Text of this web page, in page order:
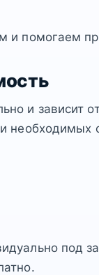
и помогаем
и зависит
необходимых
под